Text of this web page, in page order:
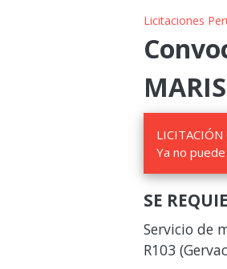
Licitaciones
LICITACIÓN
Ya no
SE
Servicio de
R103